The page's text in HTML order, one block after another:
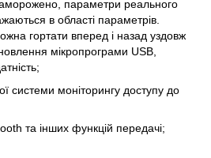
параметри реального
в області параметрів.
гортати вперед і назад уздовж
мікропрограми USB,
системи моніторингу доступу до
та інших функцій передачі;